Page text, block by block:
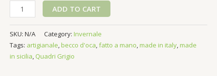
Berretto
a
Becco
D'oca
a
Quadri
ADD TO CART
SKU: N/A Category: Invernale
Tags: artigianale,becco d'oca,fatto a mano,made in italy,made
in sicilia, Quadri Grigio